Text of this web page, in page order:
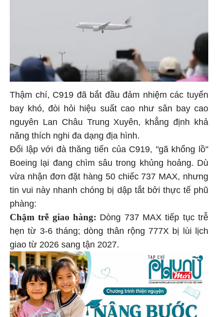
Thậm chí, C919 đã bắt đầu đảm nhiệm các tuyến
bay khó, đòi hỏi hiệu suất cao như sân bay cao
nguyên Lan Châu Trung Xuyên, khẳng định khả
năng thích nghi đa dạng địa hình.
Đối lập với đà thăng tiến của C919, "gã khổng lồ"
Boeing lại đang chìm sâu trong khủng hoảng. Dù
vừa nhận đơn đặt hàng 50 chiếc 737 MAX, nhưng
tin vui này nhanh chóng bị dập tắt bởi thực tế phũ
phàng:
Chậm trễ giao hàng: Dòng 737 MAX tiếp tục trễ
hẹn từ 3-6 tháng; dòng thân rộng 777X bị lùi lịch
giao từ 2026 sang tận 2027.